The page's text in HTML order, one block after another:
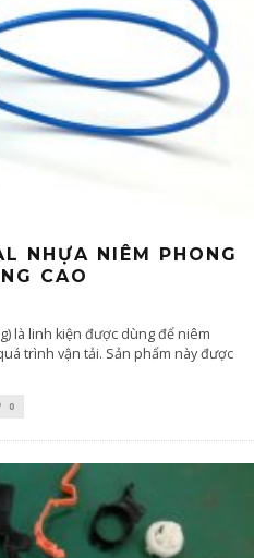
NHỰA NIÊM PHONG
CAO
là linh kiện được dùng để niêm
trình vận tải. Sản phẩm này được
0